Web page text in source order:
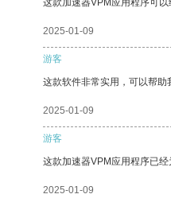
这款加速器VPM应用程序可
2025-01-09
游客
这款软件非常实用，可以帮助
2025-01-09
游客
这款加速器VPM应用程序已经
2025-01-09